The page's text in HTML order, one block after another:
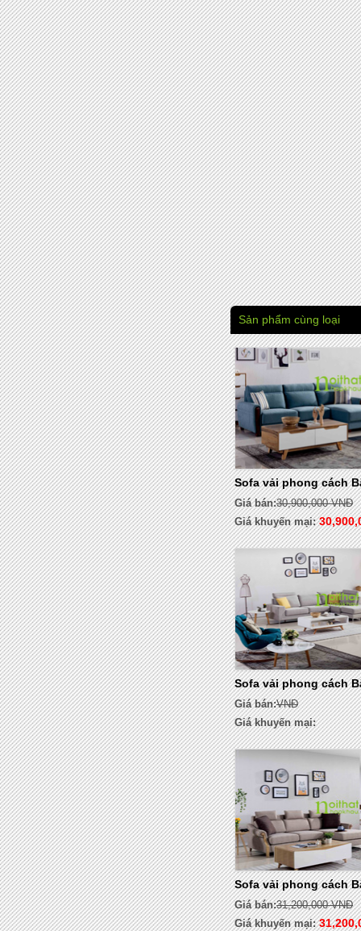
Sản phẩm cùng loại
Sofa vải phong cách
Giá bán:30,900,000 VNĐ
Giá khuyến mại:
Sofa vải phong cách
Giá bán:VNĐ
Giá khuyến mại:
Sofa vải phong cách
Giá bán:31,200,000 VNĐ
Giá khuyến mại: